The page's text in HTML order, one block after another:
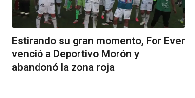
Estirando su gran momento, For Ever
venció a Deportivo Morón y
abandonó la zona roja